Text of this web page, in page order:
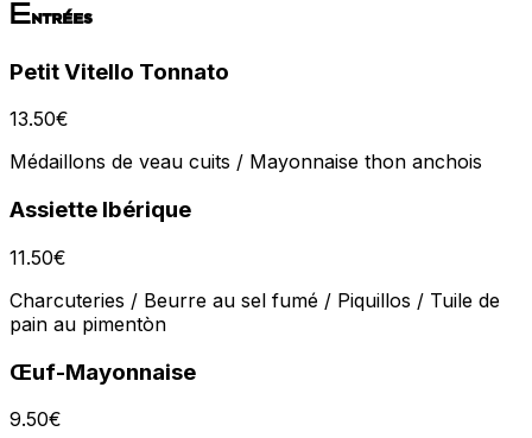
Entrées
Petit Vitello Tonnato
13.50€
Médaillons de veau cuits / Mayonnaise thon anchois
Assiette Ibérique
11.50€
Charcuteries / Beurre au sel fumé / Piquillos / Tuile de
pain au pimentòn
Œuf-Mayonnaise
9.50€